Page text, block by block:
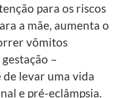
para os riscos
a mãe, aumenta o
vômitos
–
levar uma vida
e pré-eclâmpsia.